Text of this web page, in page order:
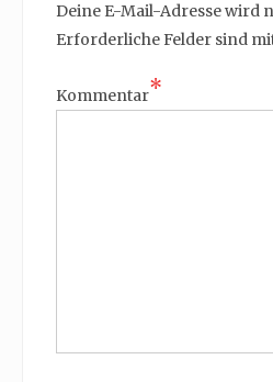
Deine E-Mail-Adresse wird
Erforderliche Felder sind
Kommentar*